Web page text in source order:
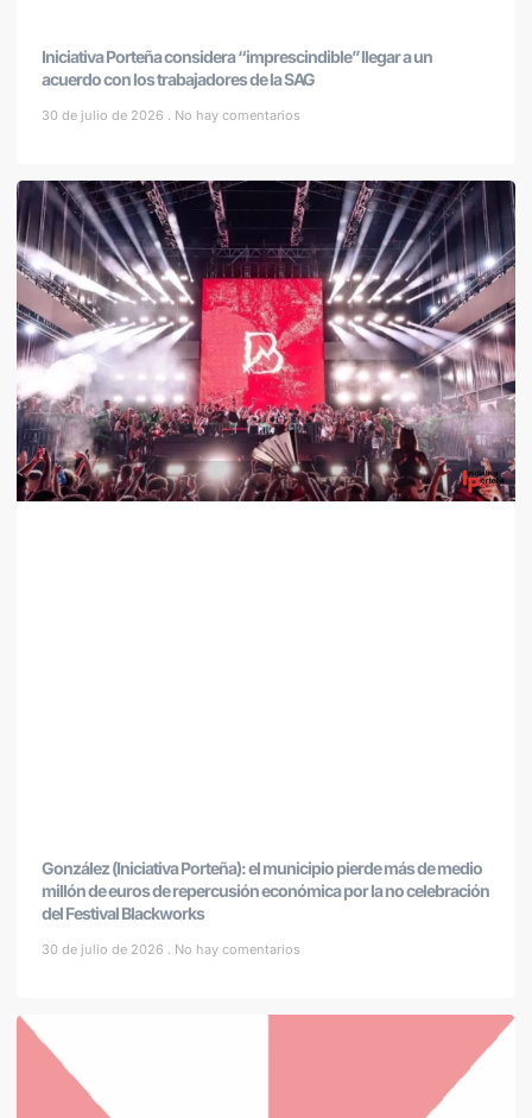
Iniciativa Porteña considera “imprescindible” llegar a un
acuerdo con los trabajadores de la SAG
30 de julio de 2026 No hay comentarios
González (Iniciativa Porteña): el municipio pierde más de medio
millón de euros de repercusión económica por la no celebración
del Festival Blackworks
30 de julio de 2026 No hay comentarios